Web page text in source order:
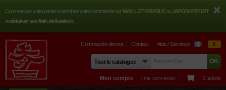
Commencez votre panier ici terminez votre commande surMAILLOT-ERABLEouJAPON-IMPORT
etréduisez vos frais de livraison.
Commande directe Contact Aide / Services €
Mon compte › me connecter 0 article